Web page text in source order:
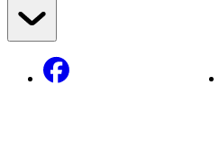
Facebook